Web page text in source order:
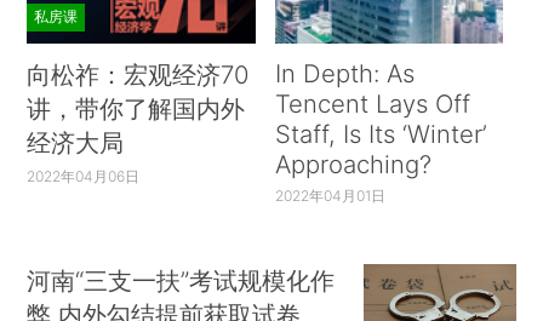
私房课
向松祚：宏观经济70
讲，带你了解国内外
经济大局
2022年04月06日
In Depth: As
Tencent Lays Off
Staff, Is Its ‘Winter’
Approaching?
2022年04月01日
河南“三支一扶”考试规模化作
弊 内外勾结提前获取试卷